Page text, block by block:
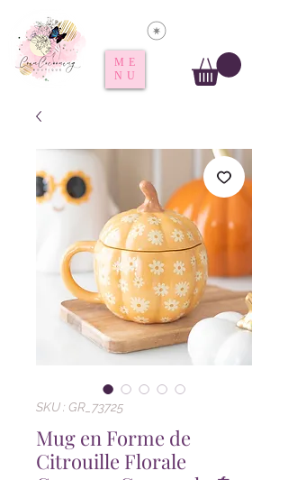
ME
NU
SKU : GR_73725
Mug en Forme de
Citrouille Florale